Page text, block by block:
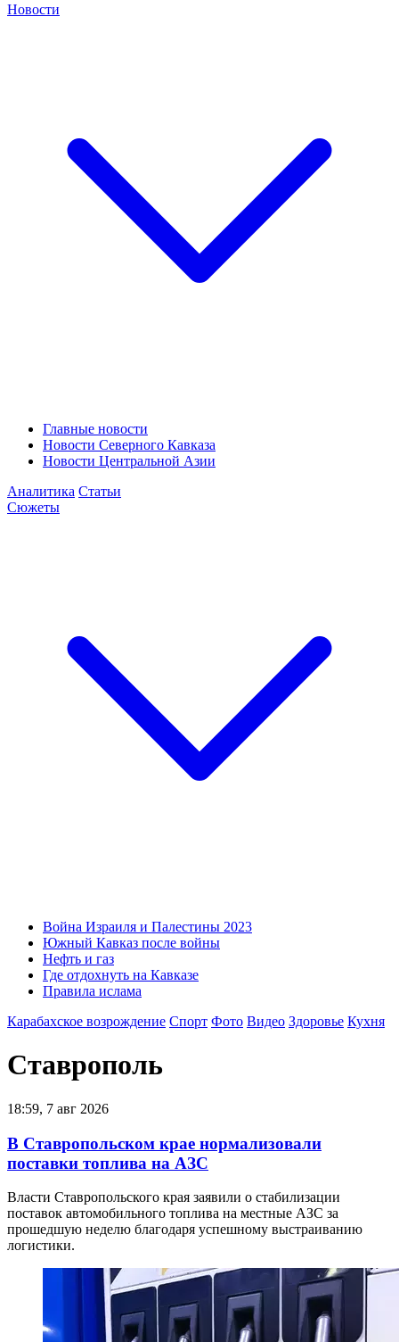
Новости
Главные новости
Новости Северного Кавказа
Новости Центральной Азии
Аналитика Статьи
Сюжеты
Война Израиля и Палестины 2023
Южный Кавказ после войны
Нефть и газ
Где отдохнуть на Кавказе
Правила ислама
Карабахское возрождение Спорт Фото Видео Здоровье Кухня
Ставрополь
18:59, 7 авг 2026
В Ставропольском крае нормализовали
поставки топлива на АЗС
Власти Ставропольского края заявили о стабилизации
поставок автомобильного топлива на местные АЗС за
прошедшую неделю благодаря успешному выстраиванию
логистики.